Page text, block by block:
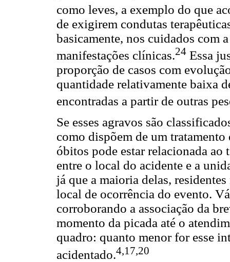
como leves, a exemplo do que
de exigirem condutas
basicamente, nos cuidados com
manifestações clínicas.24 Essa
proporção de casos com
quantidade relativamente baixa
encontradas a partir de outras
Se esses agravos são
como dispõem de um
óbitos pode estar relacionada ao
entre o local do acidente e a
já que a maioria delas,
local de ocorrência do evento.
corroborando a associação da
momento da picada até o
quadro: quanto menor for esse
acidentado.4,17,20